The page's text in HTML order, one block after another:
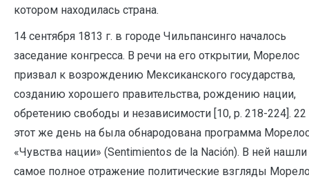
котором находилась страна.
14 сентября 1813 г. в городе Чильпансинго началось
заседание конгресса. В речи на его открытии, Морелос
призвал к возрождению Мексиканского государства,
созданию хорошего правительства, рождению нации,
обретению свободы и независимости [10, р. 218-224]. 22
этот же день на была обнародована программа
«Чувства нации» (Sentimientos de la Nación). В ней нашли
самое полное отражение политические взгляды